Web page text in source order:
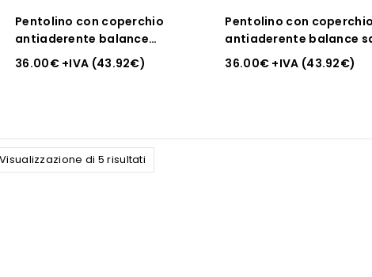
Pentolino con coperchio
antiaderente balance
moonmist grigio 18cm
36.00€+IVA (43.92€)
Pentolino con coperchio
antiaderente balance
verde salvia 18 cm
36.00€ +IVA (43.92€)
Visualizzazione di 5 risultati